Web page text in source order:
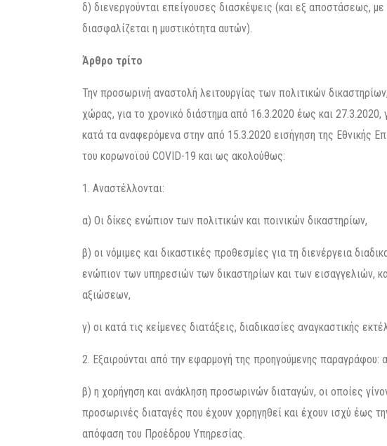
δ) διενεργούνται επείγουσες διασκέψεις (και εξ αποστάσεως,
διασφαλίζεται η μυστικότητα αυτών).
Άρθρο τρίτο
Την προσωρινή αναστολή λειτουργίας των πολιτικών
χώρας, για το χρονικό διάστημα από 16.3.2020 έως και 27.3.2020,
κατά τα αναφερόμενα στην από 15.3.2020 εισήγηση της Εθνικής
του κορωνοϊού CΟVID-19 και ως ακολούθως:
1. Αναστέλλονται:
α) Οι δίκες ενώπιον των πολιτικών και ποινικών δικαστηρίων,
β) οι νόμιμες και δικαστικές προθεσμίες για τη διενέργεια
ενώπιον των υπηρεσιών των δικαστηρίων και των εισαγγελιών,
αξιώσεων,
γ) οι κατά τις κείμενες διατάξεις, διαδικασίες αναγκαστικής
2. Εξαιρούνται από την εφαρμογή της προηγούμενης
β) η χορήγηση και ανάκληση προσωρινών διαταγών, οι οποίες
προσωρινές διαταγές που έχουν χορηγηθεί και έχουν ισχύ έως
απόφαση του Προέδρου Υπηρεσίας.